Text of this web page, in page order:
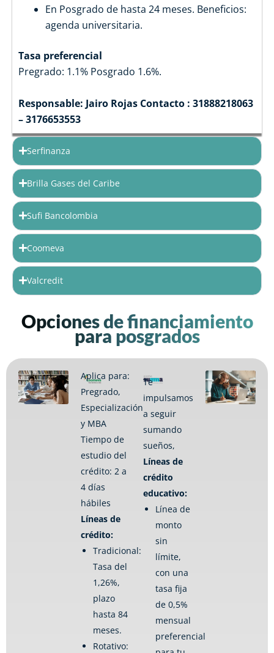
En Posgrado de hasta 24 meses. Beneficios:
agenda universitaria.
Tasa preferencial
Pregrado: 1.1% Posgrado 1.6%.
Responsable: Jairo Rojas Contacto : 31888218063
– 3176653553
Serfinanza
Brilla Gases del Caribe
Sufi Bancolombia
Coomeva
Valcredit
Opciones de financiamiento
para posgrados
Aplica para:
Pregrado,
Especialización
y MBA
Tiempo de
estudio del
crédito: 2 a
4 días
hábiles
Líneas de
crédito:
Tradicional:
Tasa del
1,26%,
plazo
hasta 84
meses.
Rotativo:
Te
impulsamos
a seguir
sumando
sueños,
Líneas de
crédito
educativo:
Línea de
monto
sin
límite,
con una
tasa fija
de 0,5%
mensual
preferencial